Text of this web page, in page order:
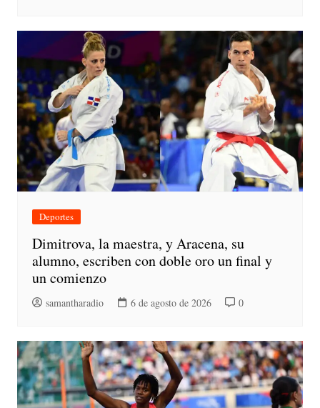
Deportes
Dimitrova, la maestra, y Aracena, su
alumno, escriben con doble oro un final y
un comienzo
samantharadio 6 de agosto de 2026 0